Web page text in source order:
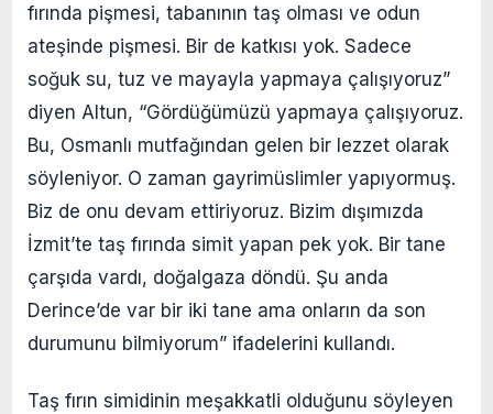
fırında pişmesi, tabanının taş olması ve odun
ateşinde pişmesi. Bir de katkısı yok. Sadece
soğuk su, tuz ve mayayla yapmaya çalışıyoruz”
diyen Altun, “Gördüğümüzü yapmaya çalışıyoruz.
Bu, Osmanlı mutfağından gelen bir lezzet olarak
söyleniyor. O zaman gayrimüslimler yapıyormuş.
Biz de onu devam ettiriyoruz. Bizim dışımızda
İzmit’te taş fırında simit yapan pek yok. Bir tane
çarşıda vardı, doğalgaza döndü. Şu anda
Derince’de var bir iki tane ama onların da son
durumunu bilmiyorum” ifadelerini kullandı.
Taş fırın simidinin meşakkatli olduğunu söyleyen